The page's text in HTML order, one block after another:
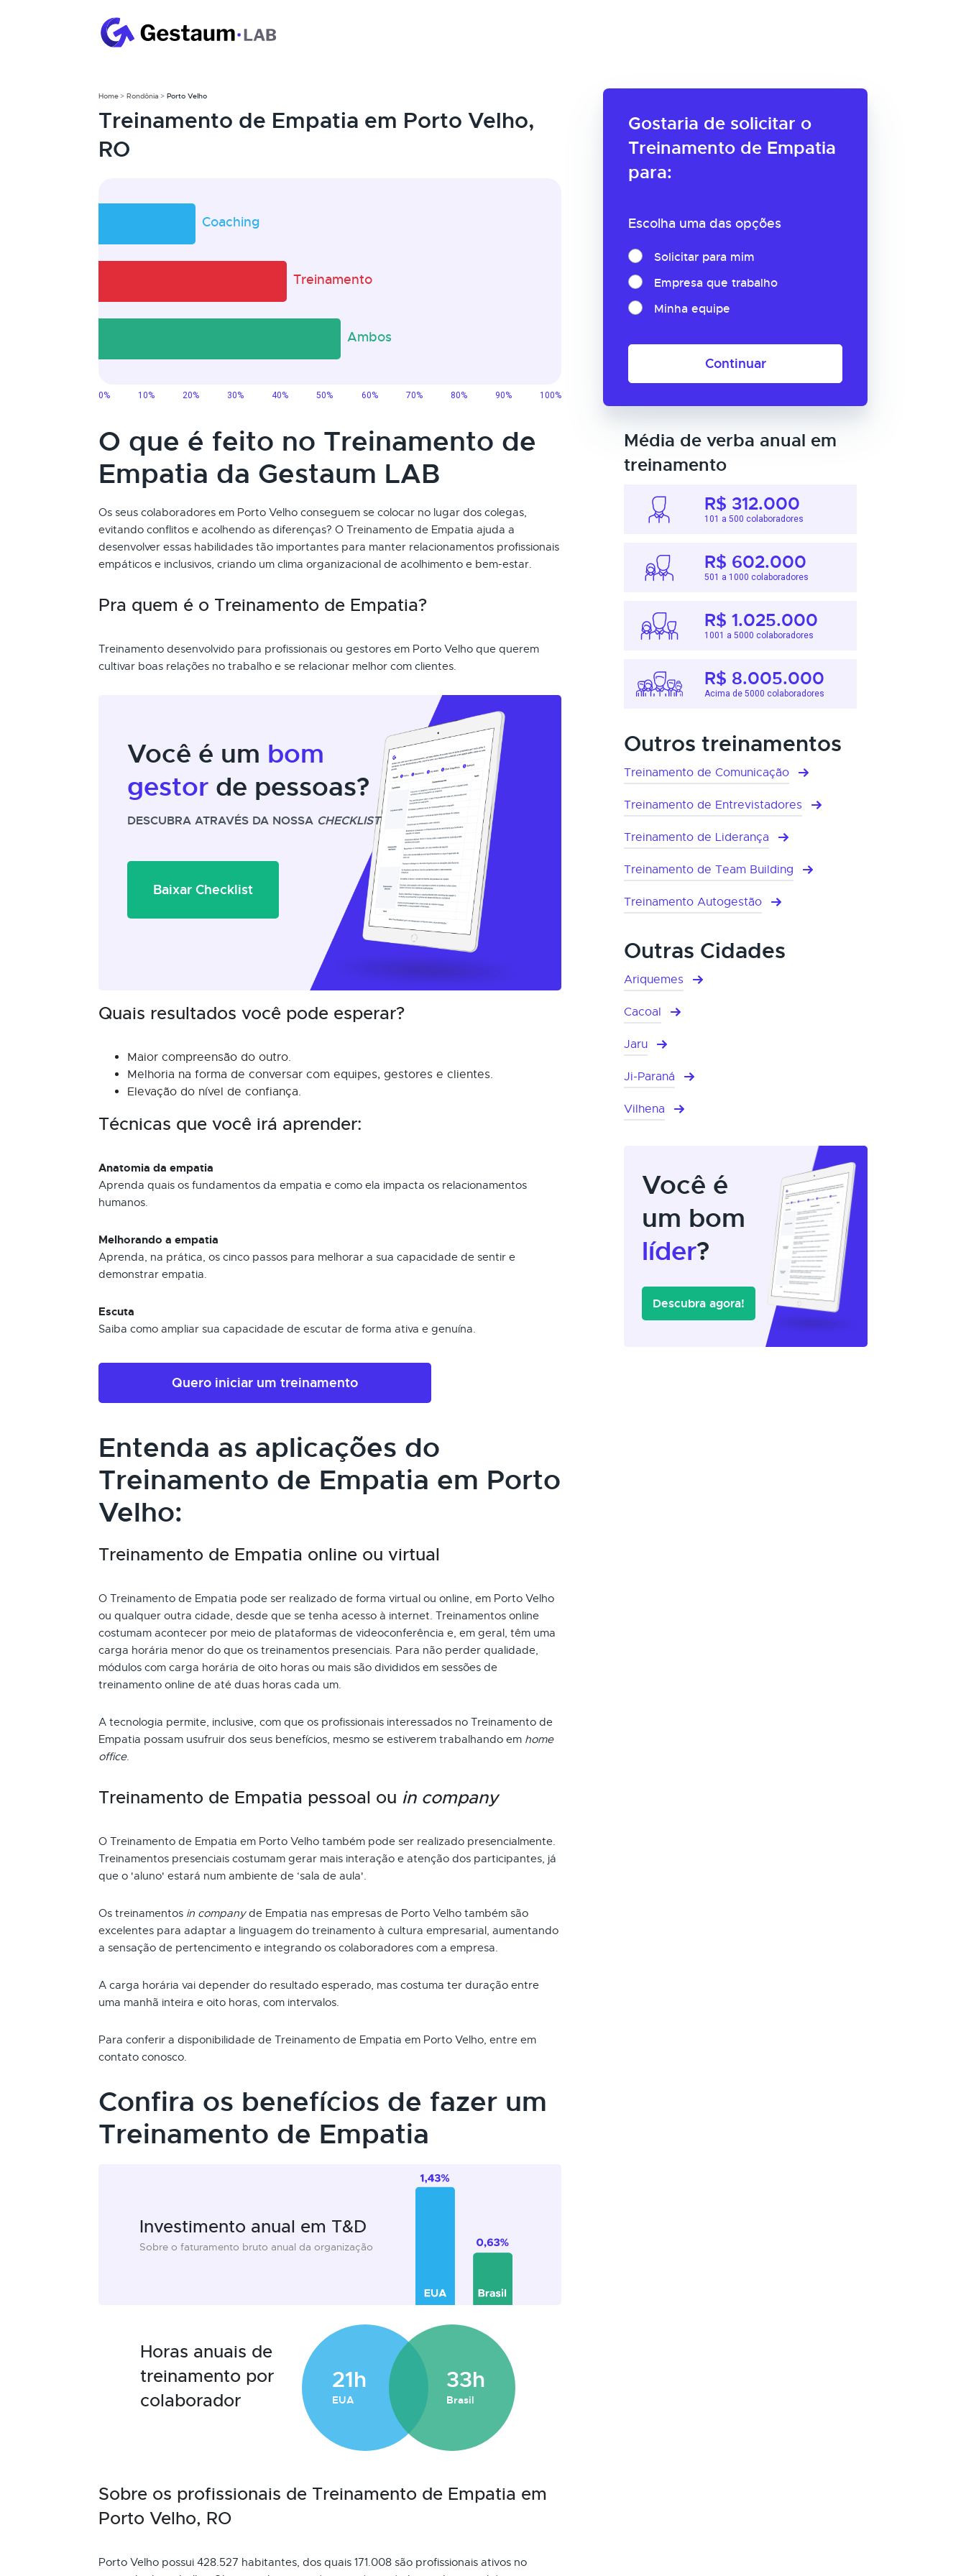
Gostaria de solicitar o
Treinamento de Empatia
para:
Escolha uma das opções
Solicitar para mim
Empresa que trabalho
Minha equipe
Continuar
Home Rondônia Porto Velho
Treinamento de Empatia em Porto Velho,
RO
O que é feito no Treinamento de
Empatia da Gestaum LAB
Os seus colaboradores em Porto Velho conseguem se colocar no lugar dos colegas,
evitando conflitos e acolhendo as diferenças? O Treinamento de Empatia ajuda a
desenvolver essas habilidades tão importantes para manter relacionamentos profissionais
empáticos e inclusivos, criando um clima organizacional de acolhimento e bem-estar.
Pra quem é o Treinamento de Empatia?
Treinamento desenvolvido para profissionais ou gestores em Porto Velho que querem
cultivar boas relações no trabalho e se relacionar melhor com clientes.
Você é um bom
gestor de pessoas?
DESCUBRA ATRAVÉS DA NOSSA CHECKLIST
Baixar Checklist
Quais resultados você pode esperar?
Maior compreensão do outro.
Melhoria na forma de conversar com equipes, gestores e clientes.
Elevação do nível de confiança.
Técnicas que você irá aprender:
Anatomia da empatia
Aprenda quais os fundamentos da empatia e como ela impacta os relacionamentos
humanos.
Melhorando a empatia
Aprenda, na prática, os cinco passos para melhorar a sua capacidade de sentir e
demonstrar empatia.
Escuta
Saiba como ampliar sua capacidade de escutar de forma ativa e genuína.
Quero iniciar um treinamento
Entenda as aplicações do
Treinamento de Empatia em Porto
Velho:
Treinamento de Empatia online ou virtual
O Treinamento de Empatia pode ser realizado de forma virtual ou online, em Porto Velho
ou qualquer outra cidade, desde que se tenha acesso à internet. Treinamentos online
costumam acontecer por meio de plataformas de videoconferência e, em geral, têm uma
carga horária menor do que os treinamentos presenciais. Para não perder qualidade,
módulos com carga horária de oito horas ou mais são divididos em sessões de
treinamento online de até duas horas cada um.
A tecnologia permite, inclusive, com que os profissionais interessados no Treinamento de
Empatia possam usufruir dos seus benefícios, mesmo se estiverem trabalhando em home
office.
Treinamento de Empatia pessoal ou in company
O Treinamento de Empatia em Porto Velho também pode ser realizado presencialmente.
Treinamentos presenciais costumam gerar mais interação e atenção dos participantes, já
que o 'aluno' estará num ambiente de ‘sala de aula'.
Os treinamentos in companyde Empatia nas empresas de Porto Velho também são
excelentes para adaptar a linguagem do treinamento à cultura empresarial, aumentando
a sensação de pertencimento e integrando os colaboradores com a empresa.
A carga horária vai depender do resultado esperado, mas costuma ter duração entre
uma manhã inteira e oito horas, com intervalos.
Para conferir a disponibilidade de Treinamento de Empatia em Porto Velho, entre em
contato conosco.
Confira os benefícios de fazer um
Treinamento de Empatia
Investimento anual em T&D
Sobre o faturamento bruto anual da organização
Horas anuais de
treinamento por
colaborador
21h
EUA
33h
Brasil
Sobre os profissionais de Treinamento de Empatia em
Porto Velho, RO
Porto Velho possui 428.527 habitantes, dos quais 171.008 são profissionais ativos no
Média de verba anual em
treinamento
R$ 312.000
101 a 500 colaboradores
R$ 602.000
501 a 1000 colaboradores
R$ 1.025.000
1001 a 5000 colaboradores
R$ 8.005.000
Acima de 5000 colaboradores
Outros treinamentos
Treinamento de Comunicação
Treinamento de Entrevistadores
Treinamento de Liderança
Treinamento de Team Building
Treinamento Autogestão
Outras Cidades
Ariquemes
Cacoal
Jaru
Ji-Paraná
Vilhena
Você é
um bom
líder?
Descubra agora!